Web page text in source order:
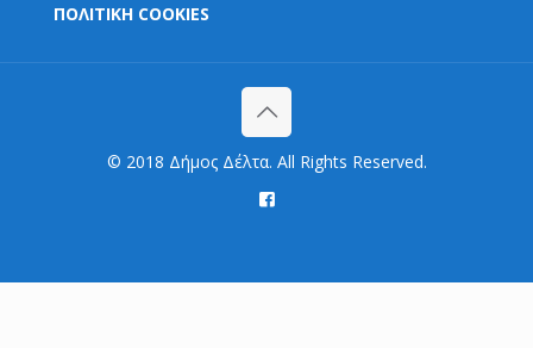
ΠΟΛΙΤΙΚΗ COOKIES
© 2018 Δήμος Δέλτα. All Rights Reserved.